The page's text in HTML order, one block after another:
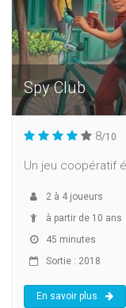
Spy Club
8/10
Un jeu coopératif
2 à 4 joueurs
à partir de 10 ans
45 minutes
Sortie : 2018
En savoir plus